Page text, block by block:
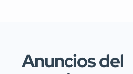
Anuncios del